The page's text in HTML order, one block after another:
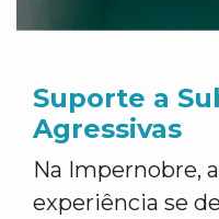
Suporte a
Agressivas
Na Impernobre,
experiência se